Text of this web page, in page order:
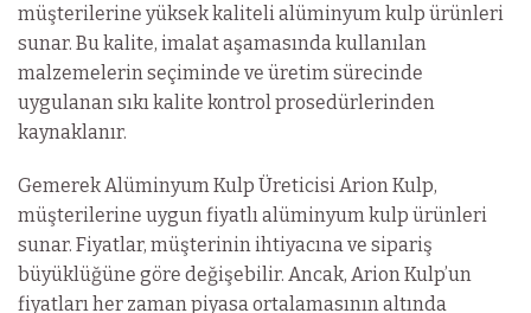
müşterilerine yüksek kaliteli alüminyum kulp ürünleri
sunar. Bu kalite, imalat aşamasında kullanılan
malzemelerin seçiminde ve üretim sürecinde
uygulanan sıkı kalite kontrol prosedürlerinden
kaynaklanır.
Gemerek Alüminyum Kulp Üreticisi Arion Kulp,
müşterilerine uygun fiyatlı alüminyum kulp ürünleri
sunar. Fiyatlar, müşterinin ihtiyacına ve sipariş
büyüklüğüne göre değişebilir. Ancak, Arion Kulp’un
fiyatları her zaman piyasa ortalamasının altında